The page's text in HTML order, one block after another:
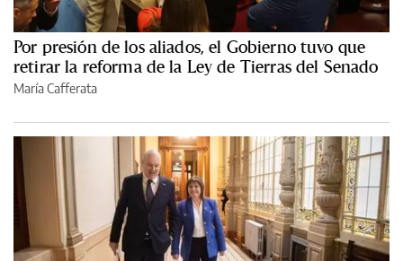
Por presión de los aliados, el Gobierno tuvo que
retirar la reforma de la Ley de Tierras del Senado
María Cafferata